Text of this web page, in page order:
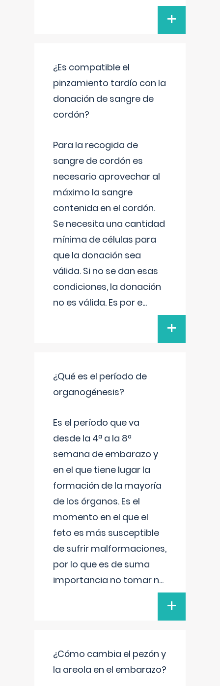
+
¿Es compatible el
pinzamiento tardío con la
donación de sangre de
cordón?
Para la recogida de
sangre de cordón es
necesario aprovechar al
máximo la sangre
contenida en el cordón.
Se necesita una cantidad
mínima de células para
que la donación sea
válida. Si no se dan esas
condiciones, la donación
no es válida. Es por e...
+
¿Qué es el período de
organogénesis?
Es el período que va
desde la 4ª a la 8ª
semana de embarazo y
en el que tiene lugar la
formación de la mayoría
de los órganos. Es el
momento en el que el
feto es más susceptible
de sufrir malformaciones,
por lo que es de suma
importancia no tomar n...
+
¿Cómo cambia el pezón y
la areola en el embarazo?